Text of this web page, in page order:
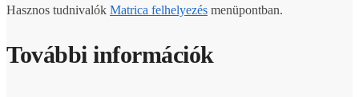
Hasznos tudnivalók Matrica felhelyezés menüpontban.
További információk